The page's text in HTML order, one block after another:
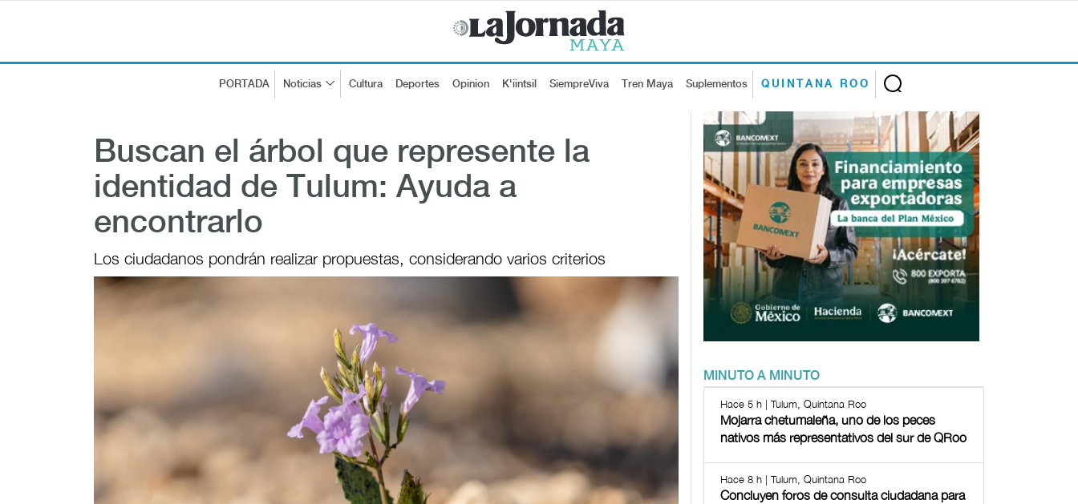
PORTADA Noticias Cultura Deportes Opinion K'iintsil SiempreViva Tren Maya Suplementos QUINTANA ROO
Buscan el árbol que represente la
identidad de Tulum: Ayuda a
encontrarlo
Los ciudadanos pondrán realizar propuestas, considerando varios criterios
MINUTO A MINUTO
Hace 5 h | Tulum, Quintana Roo
Mojarra chetumaleña, uno de los peces
nativos más representativos del sur de QRoo
Hace 8 h | Tulum, Quintana Roo
Concluyen foros de consulta ciudadana para